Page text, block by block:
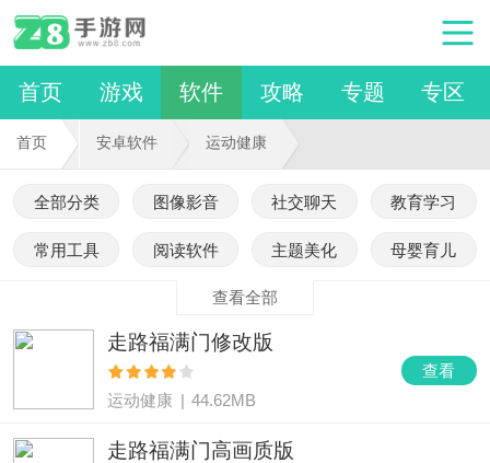
首页 游戏 软件 攻略 专题 专区
首页 安卓软件 运动健康
全部分类 图像影音 社交聊天 教育学习
常用工具 阅读软件 主题美化 母婴育儿
查看全部
查看
走路福满门修改版
运动健康 | 44.62MB
走路福满门高画质版